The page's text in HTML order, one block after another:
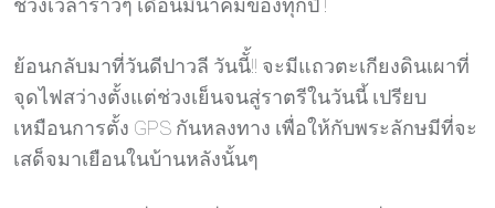
ช่วงเวลาราวๆ เดือนมีนาคมของทุกปี !
ย้อนกลับมาที่วันดีปาวลี วันนีั้!! จะมีแถวตะเกียงดินเผาที่
จุดไฟสว่างตั้งแต่ช่วงเย็นจนสู่ราตรีในวันนี้ เปรียบ
เหมือนการตั้ง GPS กันหลงทาง เพื่อให้กับพระลักษมีที่จะ
เสด็จมาเยือนในบ้านหลังนั้นๆ